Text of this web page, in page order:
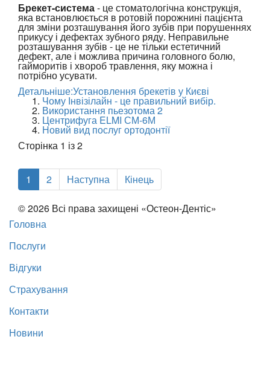
Брекет-система- це стоматологічна конструкція,
яка встановлюється в ротовій порожнині пацієнта
для зміни розташування його зубів при порушеннях
прикусу і дефектах зубного ряду. Неправильне
розташування зубів - це не тільки естетичний
дефект, але і можлива причина головного болю,
гайморитів і хвороб травлення, яку можна і
потрібно усувати.
Детальніше:Установлення брекетів у Києві
Чому Інвізілайн - це правильний вибір.
Використання пьезотома 2
Центрифуга ELMI СМ-6М
Новий вид послуг ортодонтії
Сторінка 1 із 2
1 2 Наступна Кінець
© 2026 Всі права захищені «Остеон-Дентіс»
Головна
Послуги
Відгуки
Страхування
Контакти
Новини